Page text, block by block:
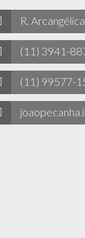
R.
(11) 3941-
(11) 99577-